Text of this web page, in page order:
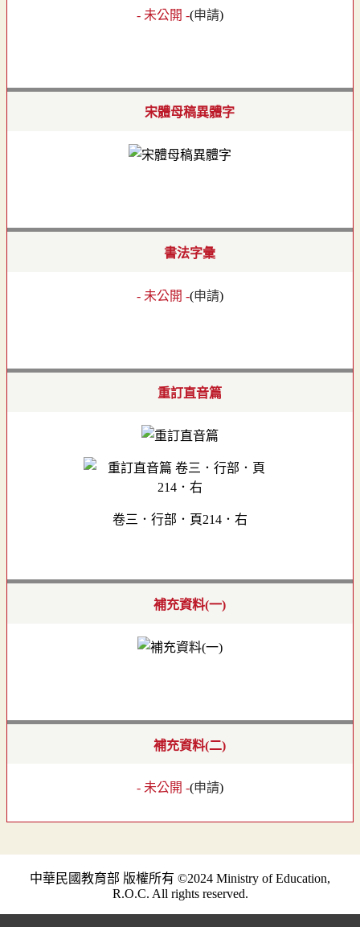
- 未公開 -(申請)
宋體母稿異體字
書法字彙
- 未公開 -(申請)
重訂直音篇
卷三．行部．頁214．右
補充資料(一)
補充資料(二)
- 未公開 -(申請)
中華民國教育部 版權所有 ©2024 Ministry of Education,
R.O.C. All rights reserved.